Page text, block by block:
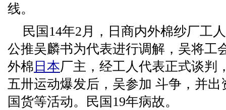
线。
民国14年2月，日商内外棉纱厂工
公推吴麟书为代表进行调解，吴将工
外棉 日本厂主，经工人代表正式谈判
五卅运动爆发后，吴参加 斗争，并
国货等活动。民国19年病故。